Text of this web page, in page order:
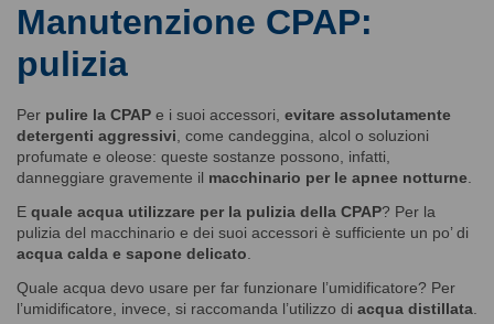
Manutenzione CPAP:
pulizia
Per pulire la CPAP e i suoi accessori, evitare assolutamente
detergenti aggressivi , come candeggina, alcol o soluzioni
profumate e oleose: queste sostanze possono, infatti,
danneggiare gravemente il macchinario per le apnee notturne
E quale acqua utilizzare per la pulizia della CPAP? Per la
pulizia del macchinario e dei suoi accessori è sufficiente un po’ di
acqua calda e sapone delicato
Quale acqua devo usare per far funzionare l’umidificatore? Per
l’umidificatore, invece, si raccomanda l’utilizzo di acqua distillata